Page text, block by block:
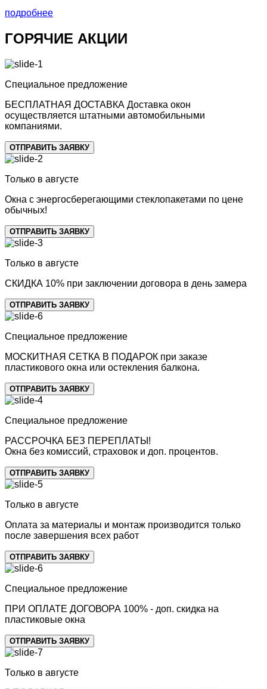
подробнее
ГОРЯЧИЕ АКЦИИ
Специальное предложение
БЕСПЛАТНАЯ ДОСТАВКА Доставка окон
осуществляется штатными автомобильными
компаниями.
ОТПРАВИТЬ ЗАЯВКУ
Только в августе
Окна с энергосберегающими стеклопакетами по цене
обычных!
ОТПРАВИТЬ ЗАЯВКУ
Только в августе
СКИДКА 10% при заключении договора в день замера
ОТПРАВИТЬ ЗАЯВКУ
Специальное предложение
МОСКИТНАЯ СЕТКА В ПОДАРОК при заказе
пластикового окна или остекления балкона.
ОТПРАВИТЬ ЗАЯВКУ
Специальное предложение
РАССРОЧКА БЕЗ ПЕРЕПЛАТЫ!
Окна без комиссий, страховок и доп. процентов.
ОТПРАВИТЬ ЗАЯВКУ
Только в августе
Оплата за материалы и монтаж производится только
после завершения всех работ
ОТПРАВИТЬ ЗАЯВКУ
Специальное предложение
ПРИ ОПЛАТЕ ДОГОВОРА 100% - доп. скидка на
пластиковые окна
ОТПРАВИТЬ ЗАЯВКУ
Только в августе